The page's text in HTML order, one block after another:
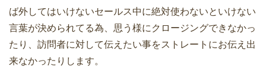
ば外してはいけないセールス中に絶対使わないといけない
言葉が決められてる為、思う様にクロージングできなかっ
たり、訪問者に対して伝えたい事をストレートにお伝え出
来なかったりします。